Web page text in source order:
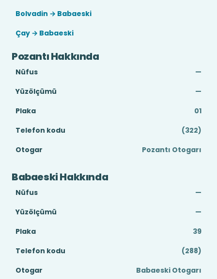
Bolvadin → Babaeski
Çay → Babaeski
Pozantı Hakkında
Nüfus
—
Yüzölçümü
—
Plaka
01
Telefon kodu
(322)
Otogar
Pozantı Otogarı
Babaeski Hakkında
Nüfus
—
Yüzölçümü
—
Plaka
39
Telefon kodu
(288)
Otogar
Babaeski Otogarı